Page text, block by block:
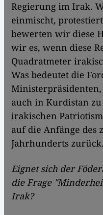
Regierung im Irak.
einmischt,
bewerten wir diese
wir es, wenn diese
Quadratmeter
Was bedeutet die
auch in Kurdistan zu
irakischen
auf die Anfänge des
Jahrhunderts zurück.
Eignet sich der
die Frage
Irak?